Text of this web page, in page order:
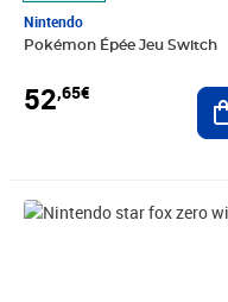
Nintendo
Pokémon Épée Jeu Switch
52,65€
Prix 53,40€